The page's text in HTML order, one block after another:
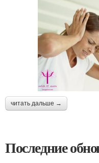
читать дальше →
Последние